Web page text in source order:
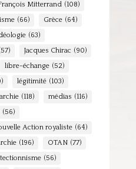
Mitterrand (108)
(66) Grèce (64)
(63)
Jacques Chirac (90)
libre-échange (52)
légitimité (103)
(118) médias (116)
(56)
Action royaliste (64)
(196) OTAN (77)
(56)